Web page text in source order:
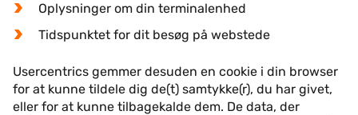
Oplysninger om din terminalenhed
Tidspunktet for dit besøg på webstede
Usercentrics gemmer desuden en cookie i din browser
for at kunne tildele dig de(t) samtykke(r), du har givet,
eller for at kunne tilbagekalde dem. De data, der